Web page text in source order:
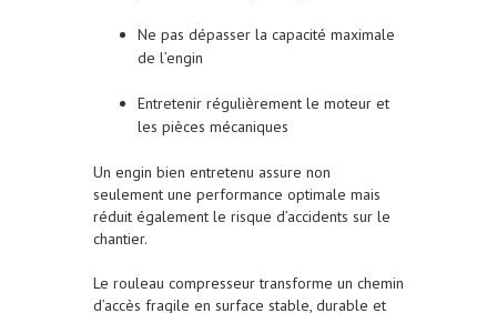
Ne pas dépasser la capacité maximale
de l’engin
Entretenir régulièrement le moteur et
les pièces mécaniques
Un engin bien entretenu assure non
seulement une performance optimale mais
réduit également le risque d’accidents sur le
chantier.
Le rouleau compresseur transforme un chemin
d’accès fragile en surface stable, durable et